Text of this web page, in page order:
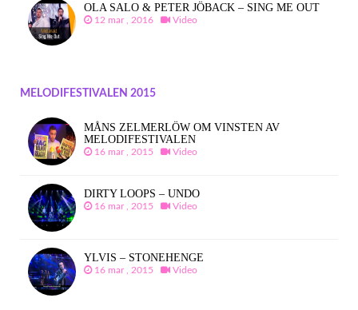
OLA SALO & PETER JÖBACK – SING ME OUT
12 mar , 2016 Video
MELODIFESTIVALEN 2015
MÅNS ZELMERLÖW OM VINSTEN AV
MELODIFESTIVALEN
16 mar , 2015 Video
DIRTY LOOPS – UNDO
16 mar , 2015 Video
YLVIS – STONEHENGE
16 mar , 2015 Video